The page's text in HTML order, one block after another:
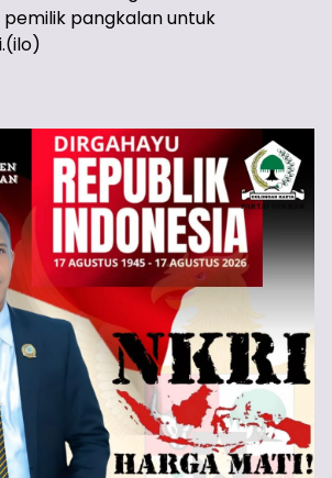
pemilik pangkalan untuk